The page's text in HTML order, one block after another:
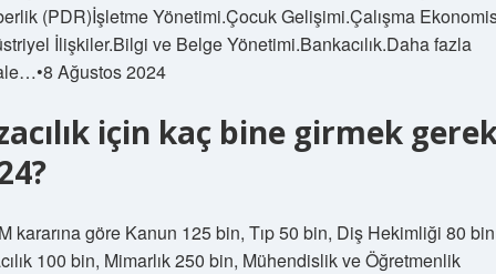
(PDR)İşletme Yönetimi.Çocuk Gelişimi.Çalışma
İlişkiler.Bilgi ve Belge Yönetimi.Bankacılık.Daha fazla
Ağustos 2024
için kaç bine girmek
kararına göre Kanun 125 bin, Tıp 50 bin, Diş Hekimliği 80
100 bin, Mimarlık 250 bin, Mühendislik ve Öğretmenlik